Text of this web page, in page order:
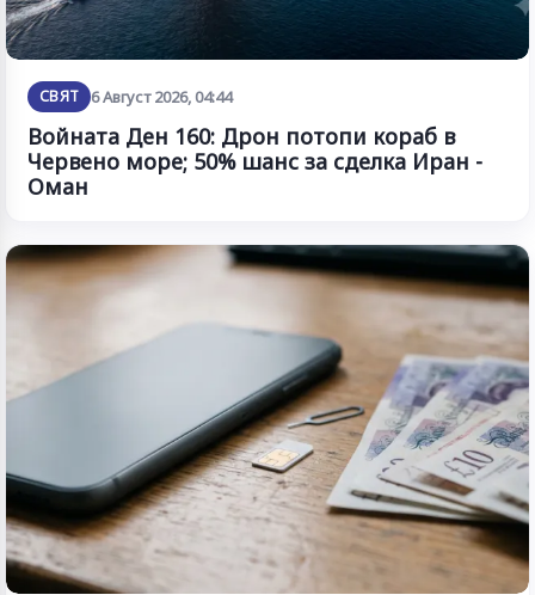
СВЯТ 6 Август 2026, 04:44
Войната Ден 160: Дрон потопи кораб в
Червено море; 50% шанс за сделка Иран -
Оман